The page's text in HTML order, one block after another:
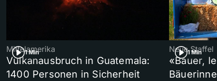
1 Min
Mittelamerika
Vulkanausbruch in Guatemala:
1400 Personen in Sicherheit
1 Min
Neue Staffel
«Bauer,